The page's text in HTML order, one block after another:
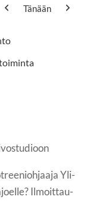
Previous
Tänään
Next
Yli­
Ilmoit­tau­